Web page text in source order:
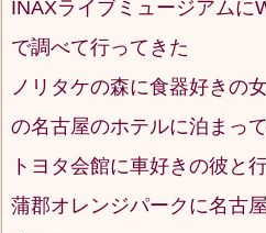
INAXライブミュージアムに
で調べて行ってきた
ノリタケの森に食器好きの
の名古屋のホテルに泊まっ
トヨタ会館に車好きの彼と
蒲郡オレンジパークに名古